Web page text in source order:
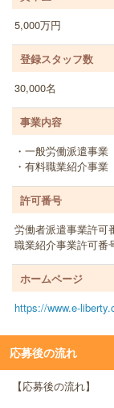
5,000万円
登録スタッフ数
30,000名
事業内容
・一般労働派遣事業
・有料職業紹介事業
許可番号
労働者派遣事業許可
職業紹介事業許可番
ホームページ
https://www.e-
応募後の流れ
【応募後の流れ】